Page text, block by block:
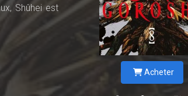
Shûhei est
Acheter